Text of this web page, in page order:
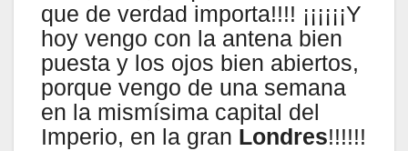
que de verdad importa!!!! ¡¡¡¡¡¡Y
hoy vengo con la antena bien
puesta y los ojos bien abiertos,
porque vengo de una semana
en la mismísima capital del
Imperio, en la gran Londres!!!!!!